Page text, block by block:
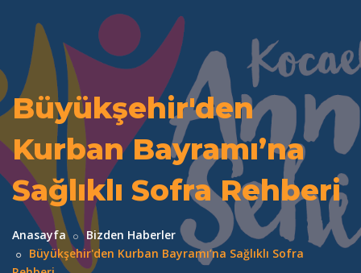
Büyükşehir'den
Kurban Bayramı’na
Sağlıklı Sofra Rehberi
Anasayfa
Bizden Haberler
Büyükşehir'den Kurban Bayramı’na Sağlıklı Sofra